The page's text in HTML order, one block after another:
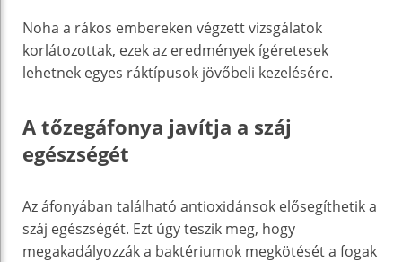
Noha a rákos embereken végzett vizsgálatok
korlátozottak, ezek az eredmények ígéretesek
lehetnek egyes ráktípusok jövőbeli kezelésére.
A tőzegáfonya javítja a száj
egészségét
Az áfonyában található antioxidánsok elősegíthetik a
száj egészségét. Ezt úgy teszik meg, hogy
megakadályozzák a baktériumok megkötését a fogak